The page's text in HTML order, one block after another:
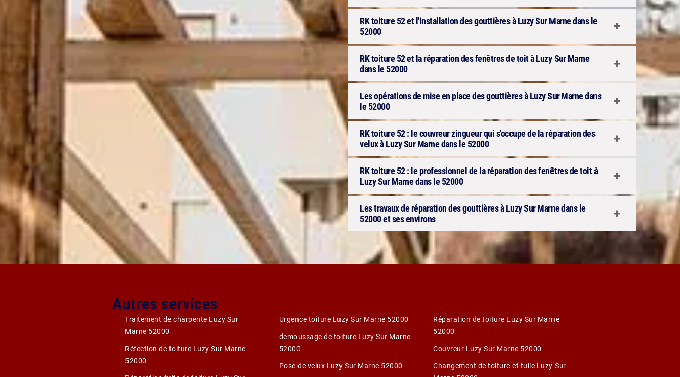
RK toiture 52 et l'installation des gouttières à Luzy Sur Marne dans le
52000
RK toiture 52 et la réparation des fenêtres de toit à Luzy Sur Marne
dans le 52000
Les opérations de mise en place des gouttières à Luzy Sur Marne dans
le 52000
RK toiture 52 : le couvreur zingueur qui s'occupe de la réparation des
velux à Luzy Sur Marne dans le 52000
RK toiture 52 : le professionnel de la réparation des fenêtres de toit à
Luzy Sur Marne dans le 52000
Les travaux de réparation des gouttières à Luzy Sur Marne dans le
52000 et ses environs
Autres services
Traitement de charpente Luzy Sur
Marne 52000
Réfection de toiture Luzy Sur Marne
52000
Urgence toiture Luzy Sur Marne 52000
demoussage de toiture Luzy Sur Marne
52000
Pose de velux Luzy Sur Marne 52000
Réparation de toiture Luzy Sur Marne
52000
Couvreur Luzy Sur Marne 52000
Changement de toiture et tuile Luzy Sur